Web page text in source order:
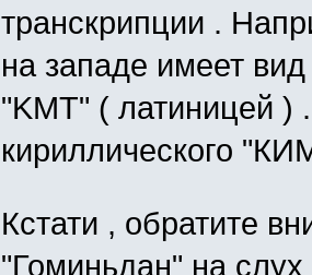
транскрипции .
на западе имеет вид
"KMT" ( латиницей )
кириллического
Кстати , обратите
"Гоминьдан" на слух